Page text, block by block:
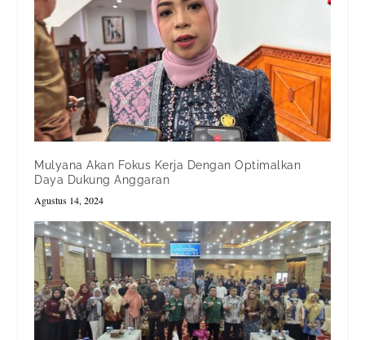
Mulyana Akan Fokus Kerja Dengan Optimalkan
Daya Dukung Anggaran
Agustus 14, 2024